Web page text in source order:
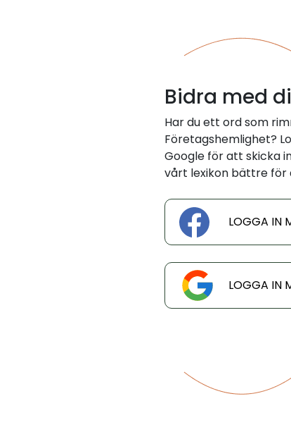
Bidra med
Har du ett ord som
Företagshemlighet?
Google för att skicka
vårt lexikon bättre för
LOGGA IN
LOGGA IN